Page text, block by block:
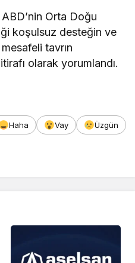
Orta Doğu
koşulsuz desteğin ve
mesafeli tavrın
olarak yorumlandı.
Haha Vay
Üzgün